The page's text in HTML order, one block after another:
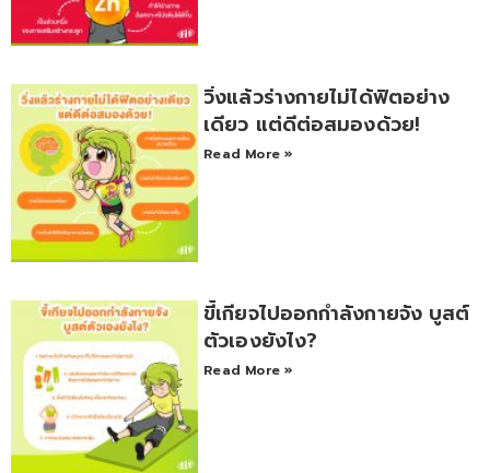
วิ่งแล้วร่างกายไม่ได้ฟิตอย่าง
เดียว แต่ดีต่อสมองด้วย!
Read More »
ขี้เกียจไปออกกำลังกายจัง บูสต์
ตัวเองยังไง?
Read More »